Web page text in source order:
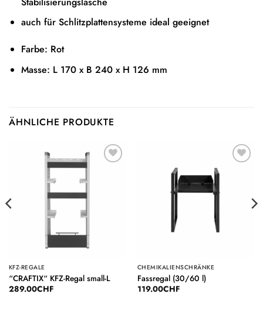
auch für Schlitzplattensysteme ideal geeignet
Farbe: Rot
Masse: L 170 x B 240 x H 126 mm
ÄHNLICHE PRODUKTE
Wunschliste
KFZ-REGALE
“CRAFTIX“ KFZ-Regal small-L
289.00CHF
Wunschliste
CHEMIKALIENSCHRÄNKE
Fassregal (30/60 l)
119.00CHF